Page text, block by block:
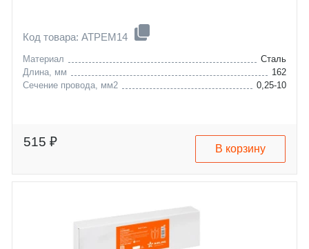
Код товара: ATPEM14
Материал
Сталь
Длина, мм
162
Сечение провода, мм2
0,25-10
515 ₽ В корзину